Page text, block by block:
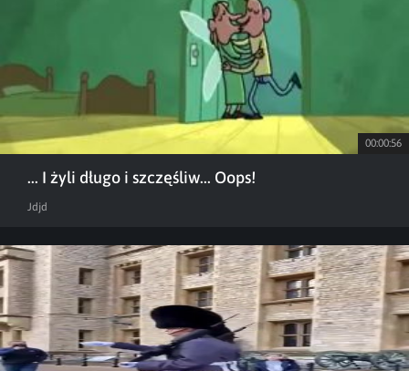
00:00:56
... I żyli długo i szczęśliw... Oops!
Jdjd